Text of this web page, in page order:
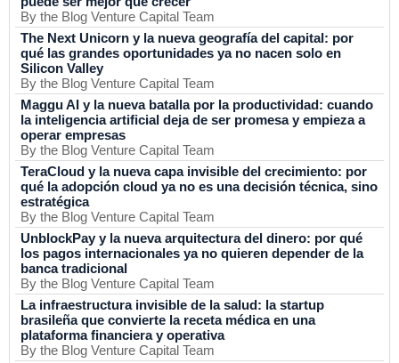
By the Blog Venture Capital Team
The Next Unicorn y la nueva geografía del capital: por
qué las grandes oportunidades ya no nacen solo en
Silicon Valley
By the Blog Venture Capital Team
Maggu AI y la nueva batalla por la productividad: cuando
la inteligencia artificial deja de ser promesa y empieza a
operar empresas
By the Blog Venture Capital Team
TeraCloud y la nueva capa invisible del crecimiento: por
qué la adopción cloud ya no es una decisión técnica, sino
estratégica
By the Blog Venture Capital Team
UnblockPay y la nueva arquitectura del dinero: por qué
los pagos internacionales ya no quieren depender de la
banca tradicional
By the Blog Venture Capital Team
La infraestructura invisible de la salud: la startup
brasileña que convierte la receta médica en una
plataforma financiera y operativa
By the Blog Venture Capital Team